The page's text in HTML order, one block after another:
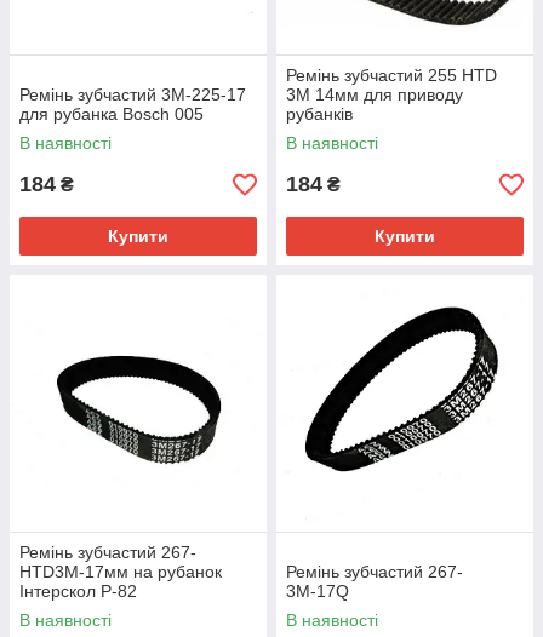
Ремінь зубчастий 3М-225-17
для рубанка Bosch 005
В наявності
184 ₴
Купити
Ремінь зубчастий 255 HTD
3M 14мм для приводу
рубанків
В наявності
184 ₴
Купити
Ремінь зубчастий 267-
HTD3M-17мм на рубанок
Інтерскол Р-82
В наявності
Ремінь зубчастий 267-
3М-17Q
В наявності